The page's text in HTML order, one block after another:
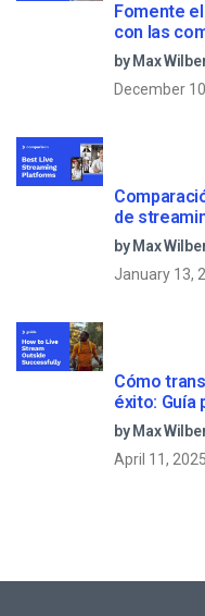
Fomente
con las
directo
by Max
December
de
by Max
January 13,
Cómo
by Max
April 11, 2025